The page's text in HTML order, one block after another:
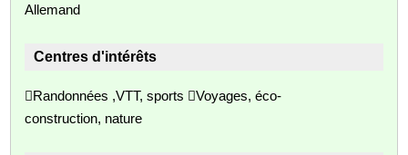
Allemand
Centres d'intérêts
Randonnées ,VTT, sports Voyages, éco-
construction, nature